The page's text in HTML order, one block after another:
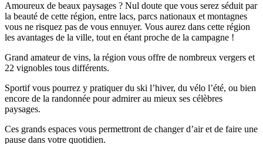
Amoureux de beaux paysages ? Nul doute que vous serez séduit par
la beauté de cette région, entre lacs, parcs nationaux et montagnes
vous ne risquez pas de vous ennuyer. Vous aurez dans cette région
les avantages de la ville, tout en étant proche de la campagne !
Grand amateur de vins, la région vous offre de nombreux vergers et
22 vignobles tous différents.
Sportif vous pourrez y pratiquer du ski l’hiver, du vélo l’été, ou bien
encore de la randonnée pour admirer au mieux ses célèbres
paysages.
Ces grands espaces vous permettront de changer d’air et de faire une
pause dans votre quotidien.